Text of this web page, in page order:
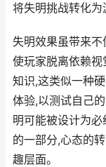
将失明挑战转化为
失明效果虽带来
使玩家脱离依赖
知识,这类似一种
体验,以测试自己
明可能被设计为
的一部分,心态的
趣层面。